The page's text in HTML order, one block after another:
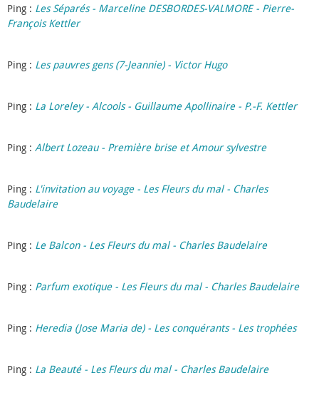
Ping : Les Séparés - Marceline DESBORDES-VALMORE - Pierre-
François Kettler
Ping : Les pauvres gens (7-Jeannie) - Victor Hugo
Ping : La Loreley - Alcools - Guillaume Apollinaire - P.-F. Kettler
Ping : Albert Lozeau - Première brise et Amour sylvestre
Ping : L'invitation au voyage - Les Fleurs du mal - Charles
Baudelaire
Ping : Le Balcon - Les Fleurs du mal - Charles Baudelaire
Ping : Parfum exotique - Les Fleurs du mal - Charles Baudelaire
Ping : Heredia (Jose Maria de) - Les conquérants - Les trophées
Ping : La Beauté - Les Fleurs du mal - Charles Baudelaire